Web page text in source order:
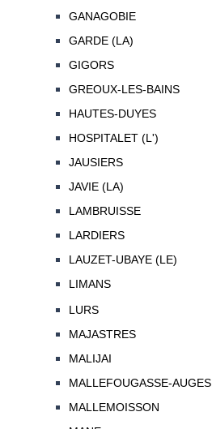
GANAGOBIE
GARDE (LA)
GIGORS
GREOUX-LES-BAINS
HAUTES-DUYES
HOSPITALET (L')
JAUSIERS
JAVIE (LA)
LAMBRUISSE
LARDIERS
LAUZET-UBAYE (LE)
LIMANS
LURS
MAJASTRES
MALIJAI
MALLEFOUGASSE-AUGES
MALLEMOISSON